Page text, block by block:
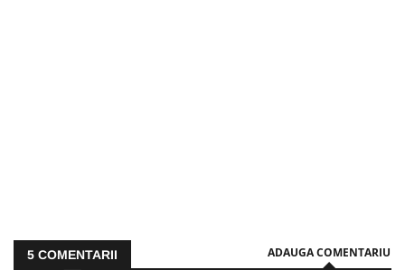
5 COMENTARII ADAUGA COMENTARIU